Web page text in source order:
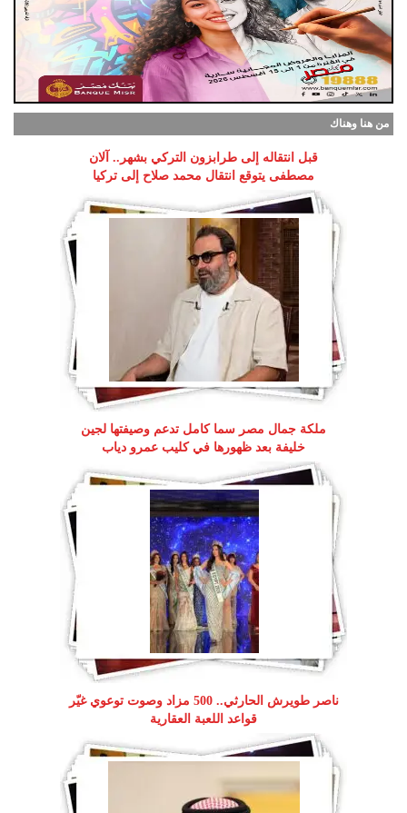
من هنا وهناك
قبل انتقاله إلى طرابزون التركي بشهر.. آلان
مصطفى يتوقع انتقال محمد صلاح إلى تركيا
ملكة جمال مصر سما كامل تدعم وصيفتها لجين
خليفة بعد ظهورها في كليب عمرو دياب
ناصر طويرش الحارثي.. 500 مزاد وصوت توعوي غيّر
قواعد اللعبة العقارية